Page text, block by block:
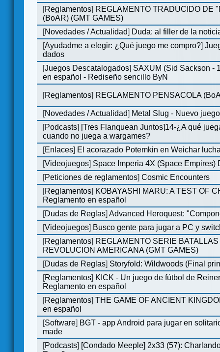
[Reglamentos] REGLAMENTO TRADUCIDO DE
(BoAR) (GMT GAMES)
[Novedades / Actualidad] Duda: al filler de la
[Ayudadme a elegir: ¿Qué juego me compro?]
dados
[Juegos Descatalogados] SAXUM (Sid Sackson -
en español - Rediseño sencillo ByN
[Reglamentos] REGLAMENTO PENSACOLA
[Novedades / Actualidad] Metal Slug - Nuevo
[Podcasts] [Tres Flanquean Juntos]14-¿A qué
cuando no juega a wargames?
[Enlaces] El acorazado Potemkin en Weichar
[Videojuegos] Space Imperia 4X (Space Empires)
[Peticiones de reglamentos]Cosmic Encounters
[Reglamentos] KOBAYASHI MARU: A TEST OF
Reglamento en español
[Dudas de Reglas]Advanced Heroquest:
[Videojuegos] Busco gente para jugar a PC y
[Reglamentos] REGLAMENTO SERIE
REVOLUCION AMERICANA (GMT GAMES)
[Dudas de Reglas] Storyfold: Wildwoods (Final
[Reglamentos] KICK - Un juego de fútbol de
Reglamento en español
[Reglamentos]THE GAME OF ANCIENT
en español
[Software] BGT - app Android para jugar en
made
[Podcasts] [Condado Meeple] 2x33 (57):